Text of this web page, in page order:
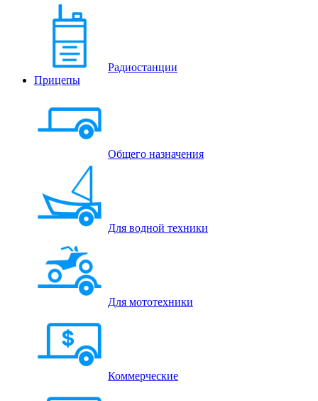
Радиостанции
Прицепы
Общего назначения
Для водной техники
Для мототехники
Коммерческие